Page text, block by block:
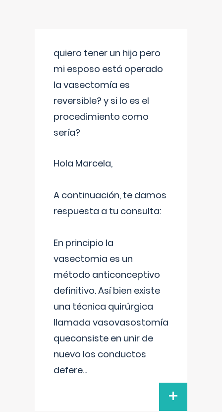
quiero tener un hijo pero
mi esposo está operado
la vasectomía es
reversible? y si lo es el
procedimiento como
sería?
Hola Marcela,
A continuación, te damos
respuesta a tu consulta:
En principio la
vasectomia es un
método anticonceptivo
definitivo. Así bien existe
una técnica quirúrgica
llamada vasovasostomía
queconsiste en unir de
nuevo los conductos
defere...
+